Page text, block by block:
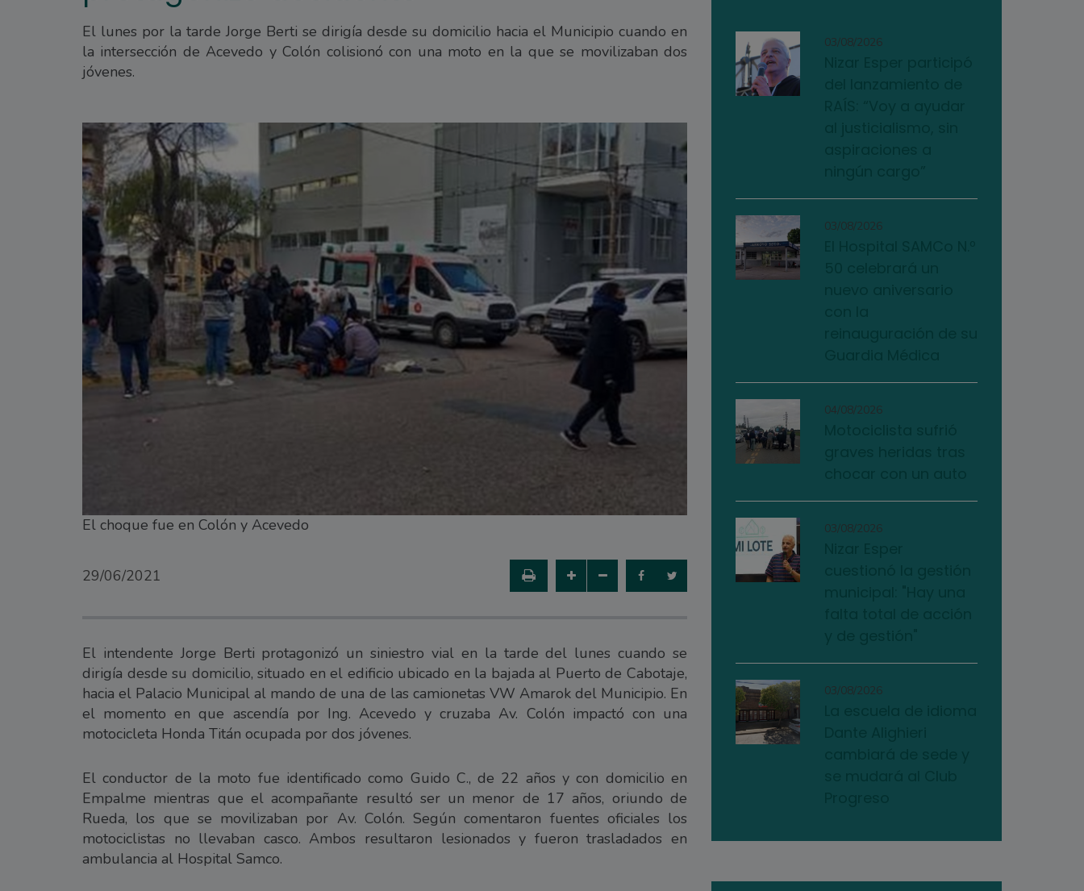
El lunes por la tarde Jorge Berti se dirigía desde su domicilio hacia el Municipio cuando en
la intersección de Acevedo y Colón colisionó con una moto en la que se movilizaban dos
jóvenes.
El choque fue en Colón y Acevedo
29/06/2021
El intendente Jorge Berti protagonizó un siniestro vial en la tarde del lunes cuando se
dirigía desde su domicilio, situado en el edificio ubicado en la bajada al Puerto de Cabotaje,
hacia el Palacio Municipal al mando de una de las camionetas VW Amarok del Municipio. En
el momento en que ascendía por Ing. Acevedo y cruzaba Av. Colón impactó con una
motocicleta Honda Titán ocupada por dos jóvenes.
El conductor de la moto fue identificado como Guido C., de 22 años y con domicilio en
Empalme mientras que el acompañante resultó ser un menor de 17 años, oriundo de
Rueda, los que se movilizaban por Av. Colón. Según comentaron fuentes oficiales los
motociclistas no llevaban casco. Ambos resultaron lesionados y fueron trasladados en
ambulancia al Hospital Samco.
03/08/2026
03/08/2026
04/08/2026
03/08/2026
03/08/2026